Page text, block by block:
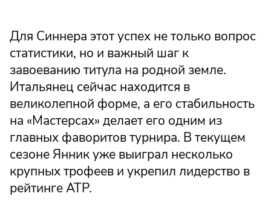
Для Синнера этот успех не только вопрос
статистики, но и важный шаг к
завоеванию титула на родной земле.
Итальянец сейчас находится в
великолепной форме, а его стабильность
на «Мастерсах» делает его одним из
главных фаворитов турнира. В текущем
сезоне Янник уже выиграл несколько
крупных трофеев и укрепил лидерство в
рейтинге ATP.